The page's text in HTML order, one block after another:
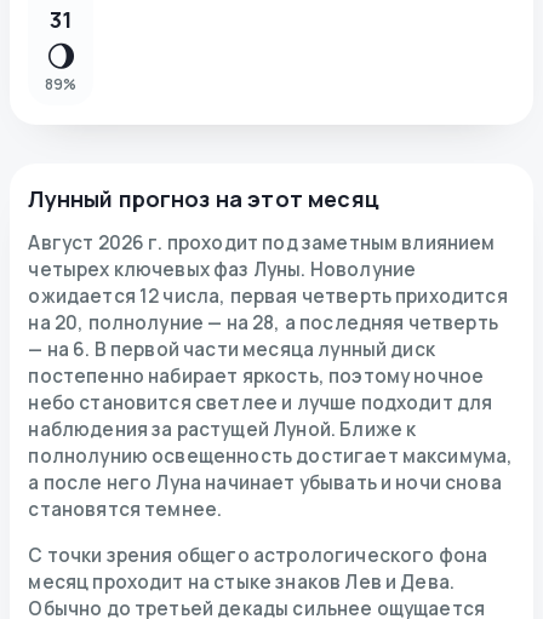
31
🌖
89%
Лунный прогноз на этот месяц
Август 2026 г. проходит под заметным влиянием
четырех ключевых фаз Луны. Новолуние
ожидается 12 числа, первая четверть приходится
на 20, полнолуние — на 28, а последняя четверть
— на 6. В первой части месяца лунный диск
постепенно набирает яркость, поэтому ночное
небо становится светлее и лучше подходит для
наблюдения за растущей Луной. Ближе к
полнолунию освещенность достигает максимума,
а после него Луна начинает убывать и ночи снова
становятся темнее.
С точки зрения общего астрологического фона
месяц проходит на стыке знаков Лев и Дева.
Обычно до третьей декады сильнее ощущается